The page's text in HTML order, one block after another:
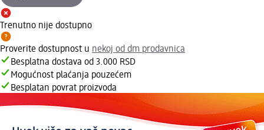
Trenutno nije dostupno
Proverite dostupnost u nekoj od dm prodavnica
Besplatna dostava od 3.000 RSD
Mogućnost plaćanja pouzećem
Besplatan povrat proizvoda